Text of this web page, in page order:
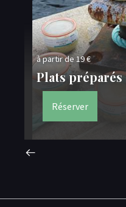
à partir de 19 €
Plats préparés
Réserver